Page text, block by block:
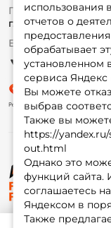
использования
отчетов о
обрабатывает
установленном
сервиса
Вы можете
выбрав
Также вы
https://
out.html
Однако это
функций сайта.
соглашаетесь
Яндексом в
Также
©
По вопросам с
г. Москва, ул.
Ежедневно 10:00